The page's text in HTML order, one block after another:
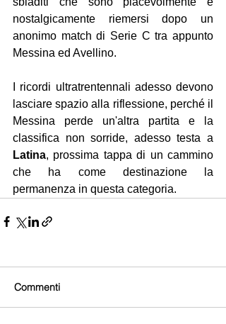
nostalgicamente riemersi dopo un
anonimo match di Serie C tra appunto
Messina ed Avellino.
I ricordi ultratrentennali adesso devono
lasciare spazio alla riflessione, perché il
Messina perde un'altra partita e la
Latina, prossima tappa di un cammino
che ha come destinazione la
permanenza in questa categoria.
Commenti